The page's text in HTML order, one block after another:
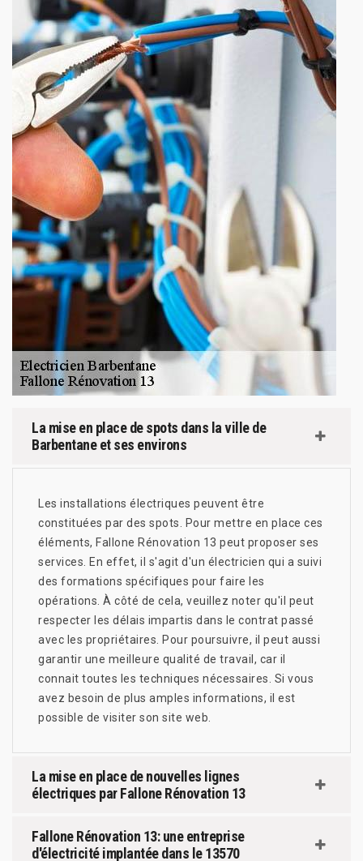
La mise en place de spots dans la ville de
Barbentane et ses environs
Les installations électriques peuvent être
constituées par des spots. Pour mettre en place ces
éléments, Fallone Rénovation 13 peut proposer ses
services. En effet, il s'agit d'un électricien qui a suivi
des formations spécifiques pour faire les
opérations. À côté de cela, veuillez noter qu'il peut
respecter les délais impartis dans le contrat passé
avec les propriétaires. Pour poursuivre, il peut aussi
garantir une meilleure qualité de travail, car il
connait toutes les techniques nécessaires. Si vous
avez besoin de plus amples informations, il est
possible de visiter son site web.
La mise en place de nouvelles lignes
électriques par Fallone Rénovation 13
Fallone Rénovation 13: une entreprise
d'électricité implantée dans le 13570